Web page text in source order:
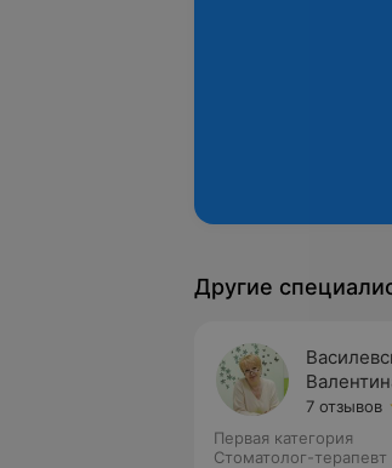
Другие
7 отзывов
Первая категория
Стоматолог-терапевт